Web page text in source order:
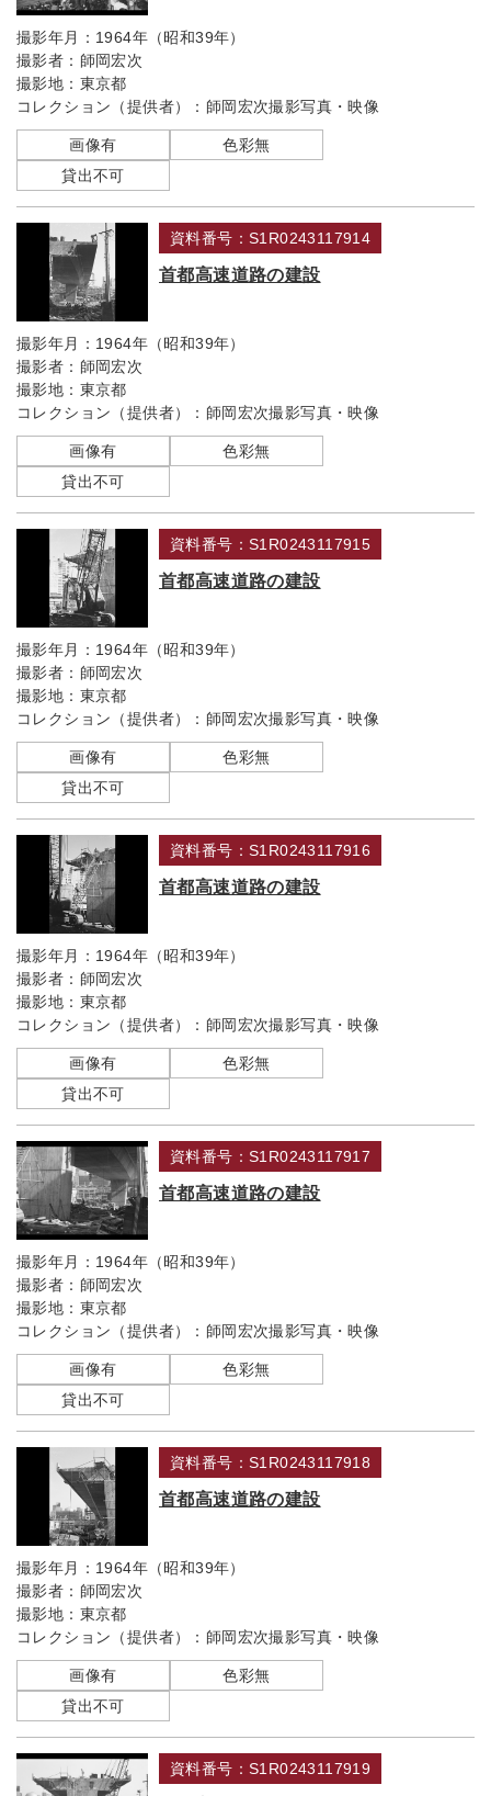
撮影年月： 1964年（昭和39年）
撮影者： 師岡宏次
撮影地： 東京都
コレクション（提供者）： 師岡宏次撮影写真・映像
画像有
色彩無
貸出不可
資料番号：S1R0243117914
首都高速道路の建設
撮影年月： 1964年（昭和39年）
撮影者： 師岡宏次
撮影地： 東京都
コレクション（提供者）： 師岡宏次撮影写真・映像
画像有
色彩無
貸出不可
資料番号：S1R0243117915
首都高速道路の建設
撮影年月： 1964年（昭和39年）
撮影者： 師岡宏次
撮影地： 東京都
コレクション（提供者）： 師岡宏次撮影写真・映像
画像有
色彩無
貸出不可
資料番号：S1R0243117916
首都高速道路の建設
撮影年月： 1964年（昭和39年）
撮影者： 師岡宏次
撮影地： 東京都
コレクション（提供者）： 師岡宏次撮影写真・映像
画像有
色彩無
貸出不可
資料番号：S1R0243117917
首都高速道路の建設
撮影年月： 1964年（昭和39年）
撮影者： 師岡宏次
撮影地： 東京都
コレクション（提供者）： 師岡宏次撮影写真・映像
画像有
色彩無
貸出不可
資料番号：S1R0243117918
首都高速道路の建設
撮影年月： 1964年（昭和39年）
撮影者： 師岡宏次
撮影地： 東京都
コレクション（提供者）： 師岡宏次撮影写真・映像
画像有
色彩無
貸出不可
資料番号：S1R0243117919